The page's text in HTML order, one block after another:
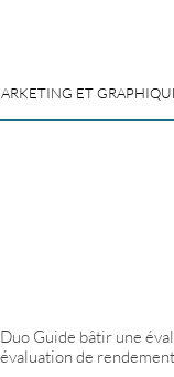
ET
Duo Guide bâtir une
évaluation de rendement